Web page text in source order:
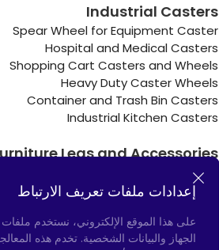
Industrial Casters
Spear Wheel for Equipment Caster
Hospital and Medical Casters
Shopping Cart Casters and Wheels
Heavy Duty Caster Wheels
Container and Trash Bin Casters
Industrial Kitchen Casters
Legs and Accessories
Connectors
Door Bumpers
إعدادات ملفات تعريف الارتباط
على هذا الموقع الإلكتروني، نستخدم
الجهاز والبيانات الشخصية. تخدم هذه